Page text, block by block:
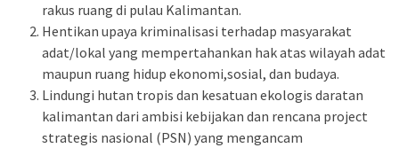
rakus ruang di pulau Kalimantan.
Hentikan upaya kriminalisasi terhadap masyarakat
adat/lokal yang mempertahankan hak atas wilayah adat
maupun ruang hidup ekonomi,sosial, dan budaya.
Lindungi hutan tropis dan kesatuan ekologis daratan
kalimantan dari ambisi kebijakan dan rencana project
strategis nasional (PSN) yang mengancam